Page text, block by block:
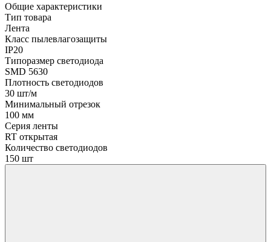
Общие характеристики
Тип товара
Лента
Класс пылевлагозащиты
IP20
Типоразмер светодиода
SMD 5630
Плотность светодиодов
30 шт/м
Минимальный отрезок
100 мм
Серия ленты
RT открытая
Количество светодиодов
150 шт